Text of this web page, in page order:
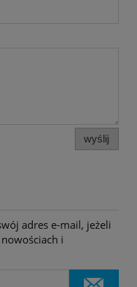
wyślij
adres e-mail, jeżeli
i